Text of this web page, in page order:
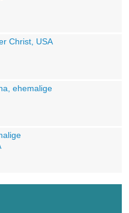
Christ, USA
ehemalige